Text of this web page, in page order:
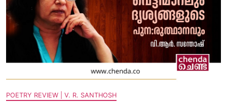
POETRY REVIEW | V. R. SANTHOSH